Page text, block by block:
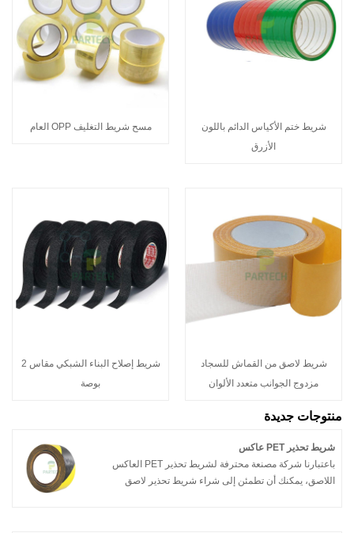
شريط ختم الأكياس الدائم باللون
الأزرق
مسح شريط التغليف OPP العام
شريط لاصق من القماش للسجاد
مزدوج الجوانب متعدد الألوان
شريط إصلاح البناء الشبكي مقاس 2
بوصة
منتوجات جديدة
شريط تحذير PET عاكس
باعتبارنا شركة مصنعة محترفة لشريط تحذير PET العاكس
اللاصق، يمكنك أن تطمئن إلى شراء شريط تحذير لاصق